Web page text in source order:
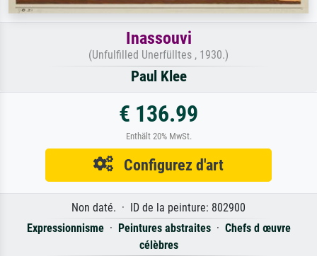
Inassouvi
(Unfulfilled Unerfülltes , 1930.)
Paul Klee
€ 136.99
Enthält 20% MwSt.
Configurez d'art
Non daté. · ID de la peinture: 802900
Expressionnisme· Peintures abstraites· Chefs d œuvre
célèbres